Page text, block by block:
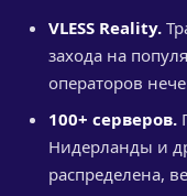
VLESS Reality.
захода на
операторов
100+ серверов.
Нидерланды и
распределена,